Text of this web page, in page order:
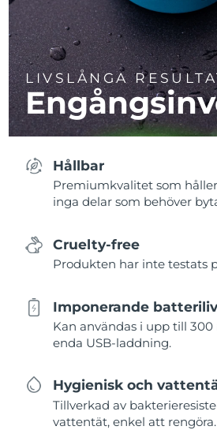
LIVSLÅNGA
Hållbar
Premiumkvalitet som
inga delar som behöver
Cruelty-free
Produkten har inte testats
Imponerande
Kan användas i upp till
enda USB-laddning.
Hygienisk och
Tillverkad av
vattentät, enkel att rengöra.